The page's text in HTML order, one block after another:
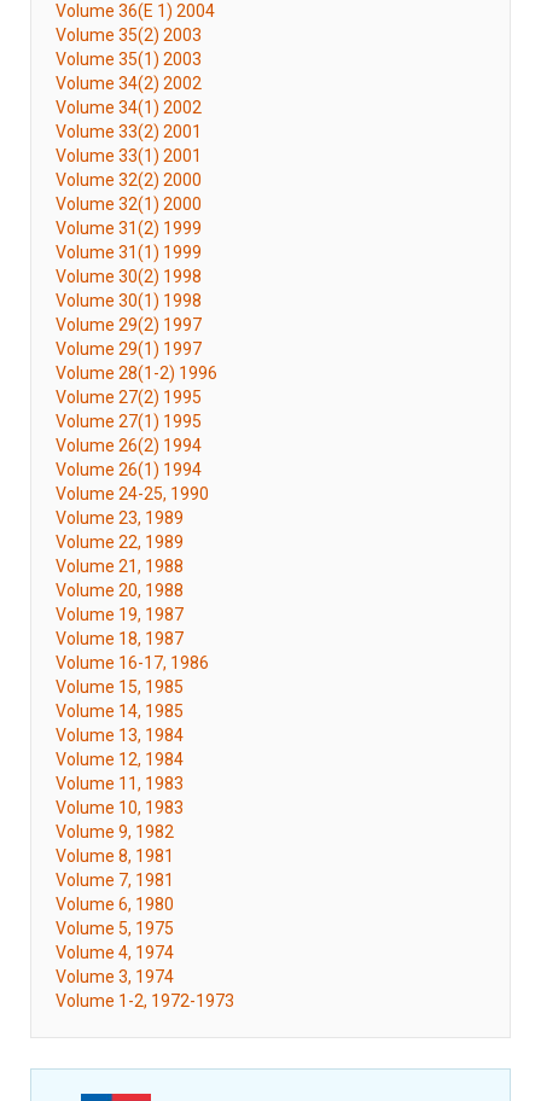
Volume 36(E 1) 2004
Volume 35(2) 2003
Volume 35(1) 2003
Volume 34(2) 2002
Volume 34(1) 2002
Volume 33(2) 2001
Volume 33(1) 2001
Volume 32(2) 2000
Volume 32(1) 2000
Volume 31(2) 1999
Volume 31(1) 1999
Volume 30(2) 1998
Volume 30(1) 1998
Volume 29(2) 1997
Volume 29(1) 1997
Volume 28(1-2) 1996
Volume 27(2) 1995
Volume 27(1) 1995
Volume 26(2) 1994
Volume 26(1) 1994
Volume 24-25, 1990
Volume 23, 1989
Volume 22, 1989
Volume 21, 1988
Volume 20, 1988
Volume 19, 1987
Volume 18, 1987
Volume 16-17, 1986
Volume 15, 1985
Volume 14, 1985
Volume 13, 1984
Volume 12, 1984
Volume 11, 1983
Volume 10, 1983
Volume 9, 1982
Volume 8, 1981
Volume 7, 1981
Volume 6, 1980
Volume 5, 1975
Volume 4, 1974
Volume 3, 1974
Volume 1-2, 1972-1973